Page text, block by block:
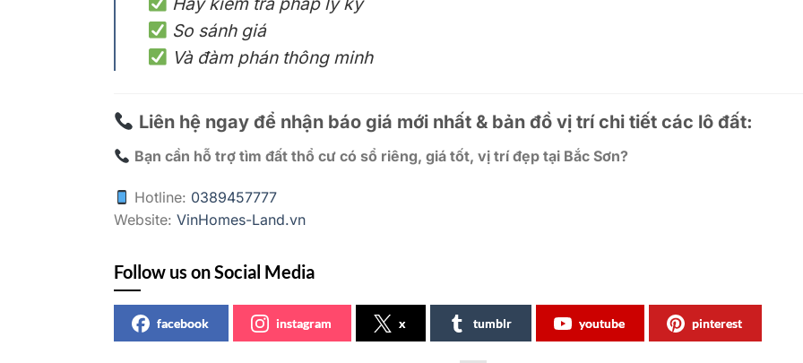
So sánh giá
Và đàm phán thông minh
Liên hệ ngay để nhận báo giá mới nhất & bản đồ vị trí chi tiết các lô đất:
Bạn cần hỗ trợ tìm đất thổ cư có sổ riêng, giá tốt, vị trí đẹp tại Bắc Sơn?
Hotline: 0389457777
Website: VinHomes-Land.vn
Follow us on Social Media
facebook instagram x tumblr youtube pinterest